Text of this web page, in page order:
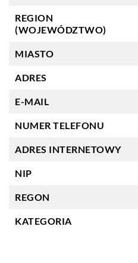
REGION
(WOJEWÓDZTWO)
MIASTO
ADRES
E-MAIL
NUMER TELEFONU
ADRES INTERNETOWY
NIP
REGON
KATEGORIA